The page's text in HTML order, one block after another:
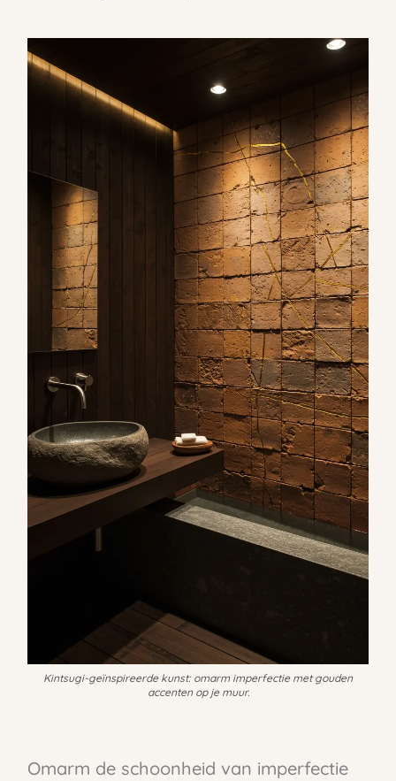
Kintsugi-geïnspireerde kunst: omarm imperfectie met gouden
accenten op je muur.
Omarm de schoonheid van imperfectie